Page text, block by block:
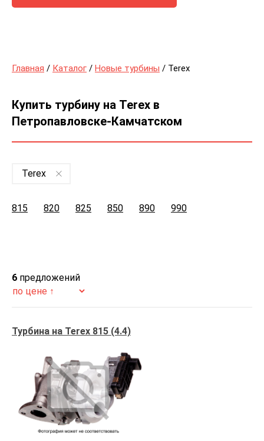
Главная / Каталог / Новые турбины / Terex
Купить турбину на Terex в
Петропавловске-Камчатском
Terex
815 820 825 850 890 990
6 предложений
Турбина на Terex 815 (4.4)